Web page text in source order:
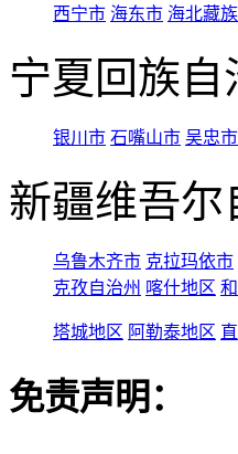
西宁市 海东市 海北藏
宁夏回族自
银川市 石嘴山市 吴忠市
新疆维吾尔
乌鲁木齐市 克拉玛依市
克孜自治州 喀什地区
塔城地区 阿勒泰地区
免责声明：